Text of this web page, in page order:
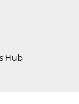
Hub